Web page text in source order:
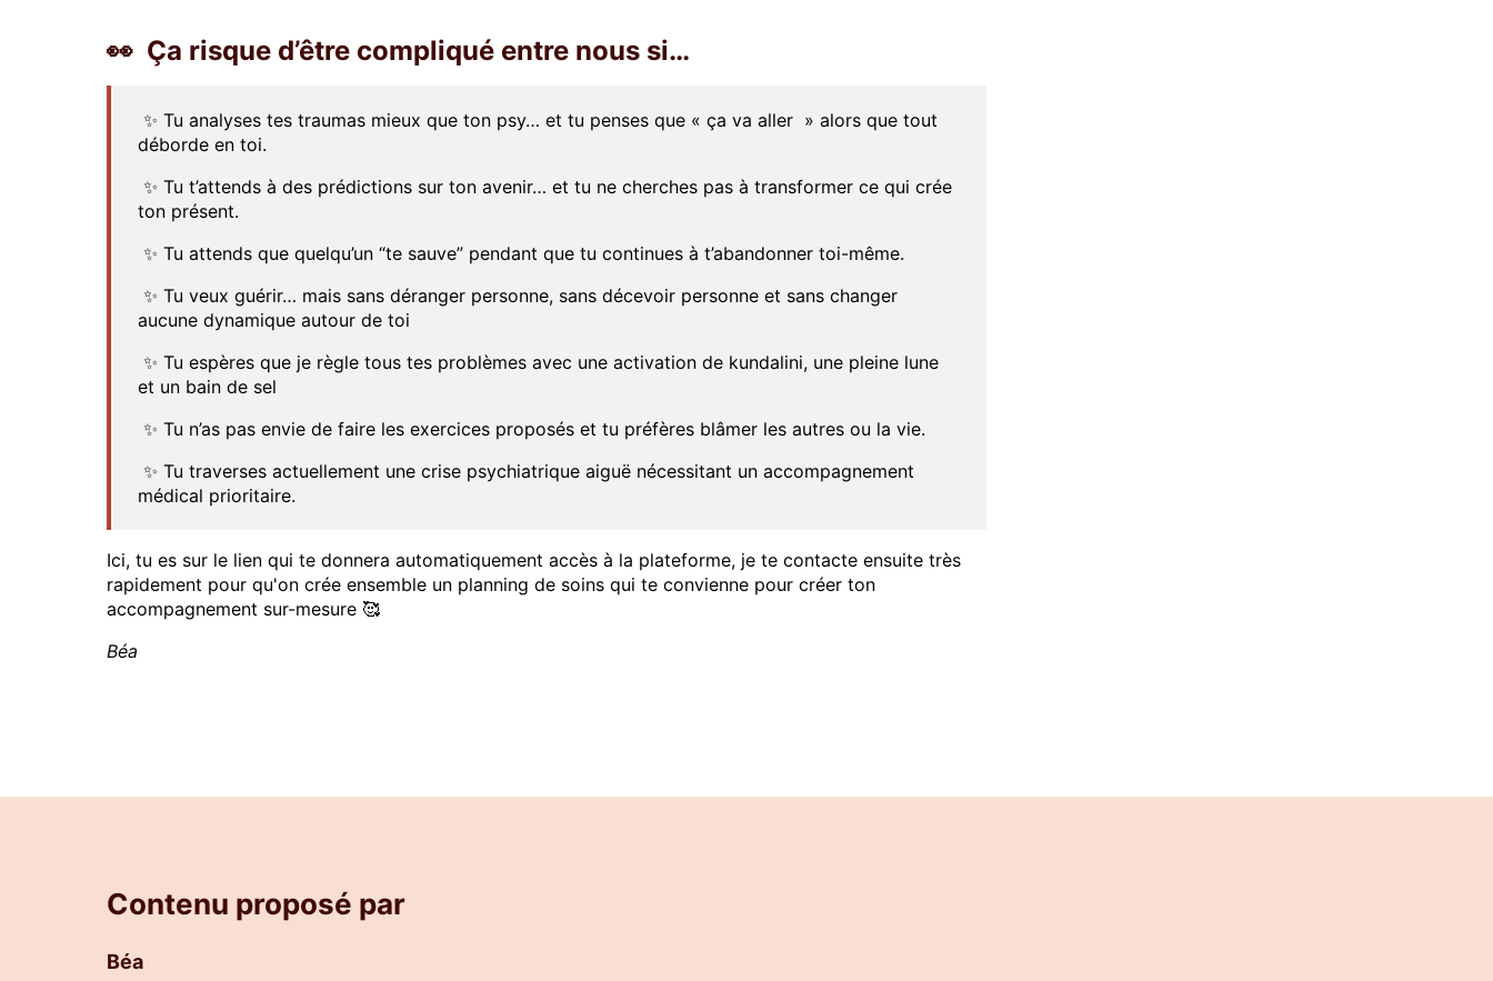
👀 Ça risque d’être compliqué entre nous si…
✨ Tu analyses tes traumas mieux que ton psy… et tu penses que « ça va aller » alors que tout
déborde en toi.
✨ Tu t’attends à des prédictions sur ton avenir… et tu ne cherches pas à transformer ce qui crée
ton présent.
✨ Tu attends que quelqu’un “te sauve” pendant que tu continues à t’abandonner toi-même.
✨ Tu veux guérir… mais sans déranger personne, sans décevoir personne et sans changer
aucune dynamique autour de toi
✨ Tu espères que je règle tous tes problèmes avec une activation de kundalini, une pleine lune
et un bain de sel
✨ Tu n’as pas envie de faire les exercices proposés et tu préfères blâmer les autres ou la vie.
✨ Tu traverses actuellement une crise psychiatrique aiguë nécessitant un accompagnement
médical prioritaire.
Ici, tu es sur le lien qui te donnera automatiquement accès à la plateforme, je te contacte ensuite très
rapidement pour qu'on crée ensemble un planning de soins qui te convienne pour créer ton
accompagnement sur-mesure 🥰
Béa
Contenu proposé par
Béa